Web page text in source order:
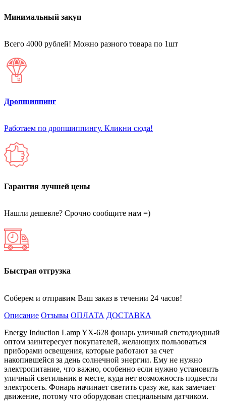
Минимальный закуп
Всего 4000 рублей! Можно разного товара по 1шт
Дропшиппинг
Работаем по дропшиппингу. Кликни сюда!
Гарантия лучшей цены
Нашли дешевле? Срочно сообщите нам =)
Быстрая отгрузка
Соберем и отправим Ваш заказ в течении 24 часов!
Описание Отзывы ОПЛАТА ДОСТАВКА
Energy Induction Lamp YX-628 фонарь уличный светодиодный
оптом заинтересует покупателей, желающих пользоваться
приборами освещения, которые работают за счет
накопившейся за день солнечной энергии. Ему не нужно
электропитание, что важно, особенно если нужно установить
уличный светильник в месте, куда нет возможность подвести
электросеть. Фонарь начинает светить сразу же, как замечает
движение, потому что оборудован специальным датчиком.